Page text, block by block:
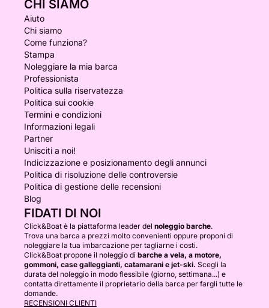
CHI SIAMO
Aiuto
Chi siamo
Come funziona?
Stampa
Noleggiare la mia barca
Professionista
Politica sulla riservatezza
Politica sui cookie
Termini e condizioni
Informazioni legali
Partner
Unisciti a noi!
Indicizzazione e posizionamento degli annunci
Politica di risoluzione delle controversie
Politica di gestione delle recensioni
Blog
FIDATI DI NOI
Click&Boat è la piattaforma leader del noleggio barche.
Trova una barca a prezzi molto convenienti oppure proponi di
noleggiare la tua imbarcazione per tagliarne i costi.
Click&Boat propone il noleggio di barche a vela, a motore,
gommoni, case galleggianti, catamarani e jet-ski. Scegli la
durata del noleggio in modo flessibile (giorno, settimana...) e
contatta direttamente il proprietario della barca per fargli tutte le
domande.
RECENSIONI CLIENTI